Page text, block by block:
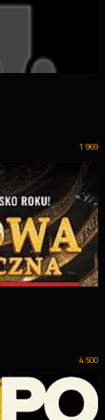
1 969
4 500